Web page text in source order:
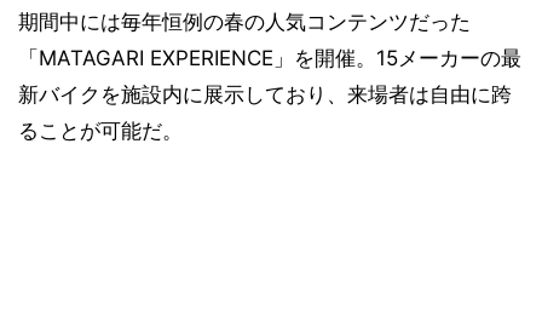
期間中には毎年恒例の春の人気コンテンツだった
「MATAGARI EXPERIENCE」を開催。15メーカーの最
新バイクを施設内に展示しており、来場者は自由に跨
ることが可能だ。